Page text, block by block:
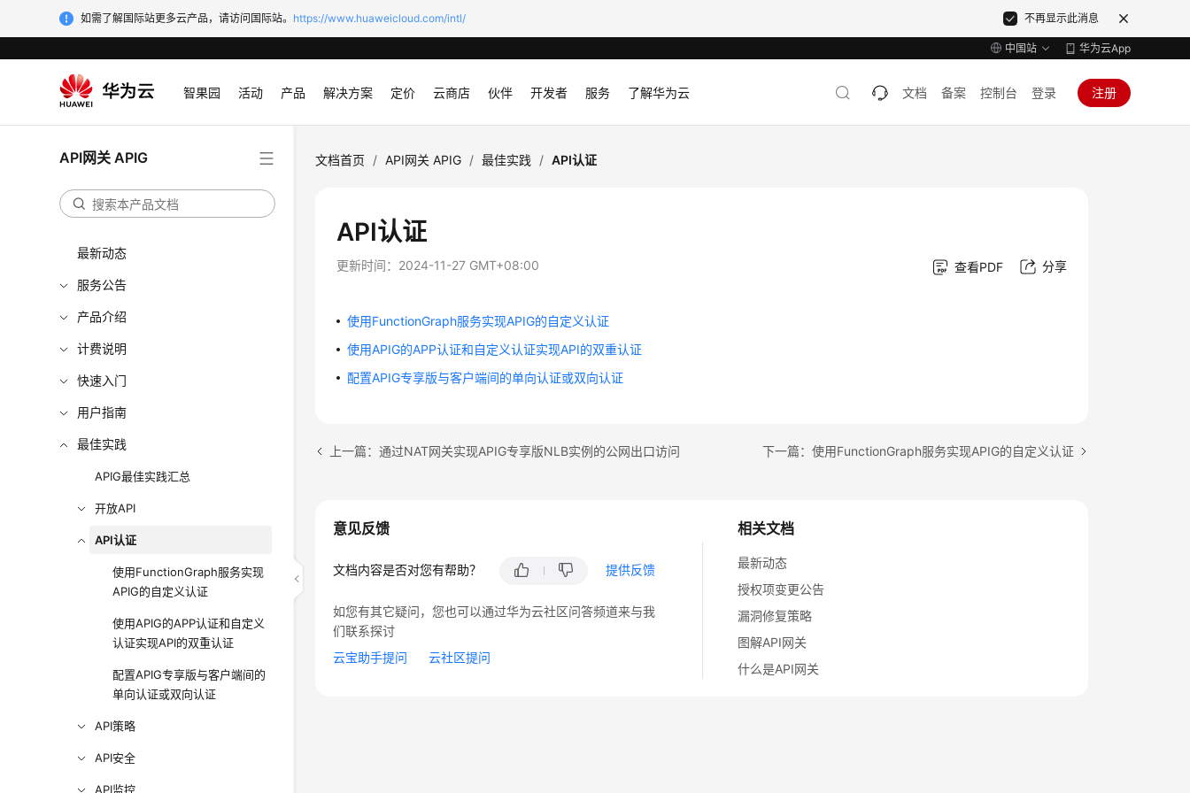
如需了解国际站更多云产品，请访问国际站。 https://www.huaweicloud.com/intl/ 不再显示此消息
中国站 华为云App
智果园 活动 产品 解决方案 定价 云商店 伙伴 开发者 服务 了解华为云 文档 备案 控制台 登录 注册
API网关 APIG
最新动态
服务公告
产品介绍
计费说明
快速入门
用户指南
最佳实践
APIG最佳实践汇总
开放API
API认证
使用FunctionGraph服务实现
APIG的自定义认证
使用APIG的APP认证和自定义
认证实现API的双重认证
配置APIG专享版与客户端间的
单向认证或双向认证
API策略
API安全
API监控
文档首页 / API网关 APIG / 最佳实践 / API认证
API认证
更新时间： 2024-11-27 GMT+08:00 查看PDF 分享
使用FunctionGraph服务实现APIG的自定义认证
使用APIG的APP认证和自定义认证实现API的双重认证
配置APIG专享版与客户端间的单向认证或双向认证
上一篇：通过NAT网关实现APIG专享版NLB实例的公网出口访问 下一篇：使用FunctionGraph服务实现APIG的自定义认证
相关文档
最新动态
授权项变更公告
漏洞修复策略
图解API网关
什么是API网关
意见反馈
文档内容是否对您有帮助？ 提供反馈
如您有其它疑问，您也可以通过华为云社区问答频道来与我
们联系探讨
云宝助手提问
云社区提问